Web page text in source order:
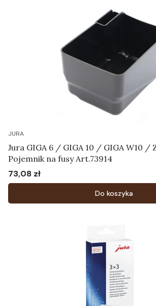
JURA
Jura GIGA 6 / GIGA 10 / GIGA W10 /
Pojemnik na fusy Art.73914
Cena
73,08 zł
Do koszyka